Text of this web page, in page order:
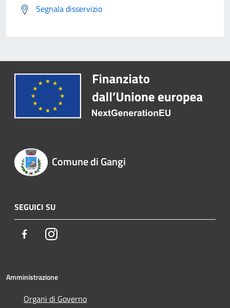
Segnala disservizio
Comune di Gangi
SEGUICI SU
FacebookInstagram
Amministrazione
Organi di Governo